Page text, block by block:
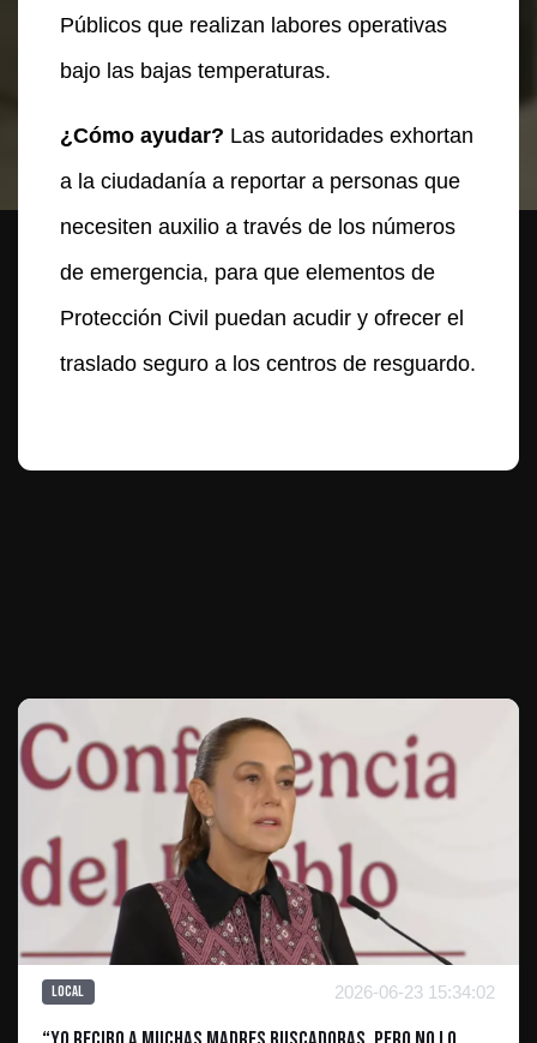
Públicos que realizan labores operativas
bajo las bajas temperaturas.
¿Cómo ayudar? Las autoridades exhortan
a la ciudadanía a reportar a personas que
necesiten auxilio a través de los números
de emergencia, para que elementos de
Protección Civil puedan acudir y ofrecer el
traslado seguro a los centros de resguardo.
Local 2026-06-23 15:34:02